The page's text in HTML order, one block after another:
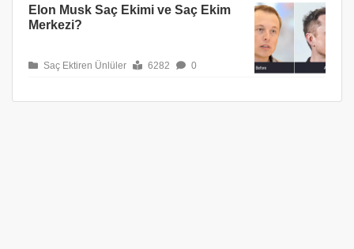
Elon Musk Saç Ekimi ve Saç Ekim
Merkezi?
Saç Ektiren Ünlüler 6282 0